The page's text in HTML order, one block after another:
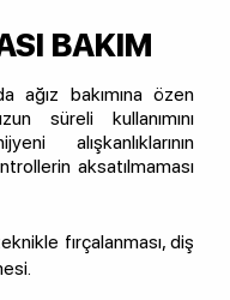
BAKIM
ağız bakımına özen
süreli kullanımını
alışkanlıklarının
aksatılmaması
fırçalanması, diş